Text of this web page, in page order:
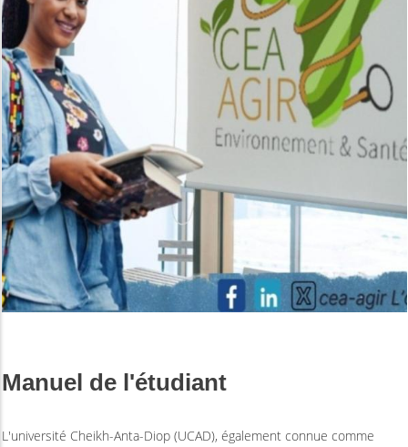
Manuel de l'étudiant
L'université Cheikh-Anta-Diop (UCAD), également connue comme